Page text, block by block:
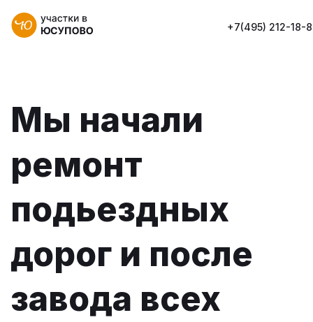
+7(495) 212-18-
Мы начали
ремонт
подьездных
дорог и после
завода всех